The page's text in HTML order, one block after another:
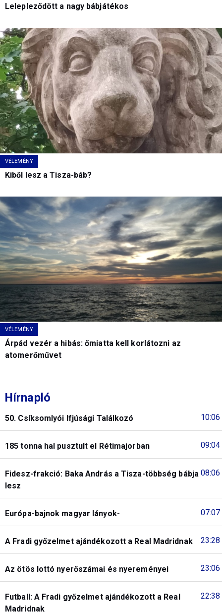
Lelepleződött a nagy bábjátékos
VÉLEMÉNY
Kiből lesz a Tisza-báb?
VÉLEMÉNY
Árpád vezér a hibás: őmiatta kell korlátozni az
atomerőművet
Hírnapló
10:06
50. Csíksomlyói Ifjúsági Találkozó
09:04
185 tonna hal pusztult el Rétimajorban
08:06
Fidesz-frakció: Baka András a Tisza-többség bábja
lesz
07:07
Európa-bajnok magyar lányok-
23:28
A Fradi győzelmet ajándékozott a Real Madridnak
23:06
Az ötös lottó nyerőszámai és nyereményei
22:38
Futball: A Fradi győzelmet ajándékozott a Real
Madridnak